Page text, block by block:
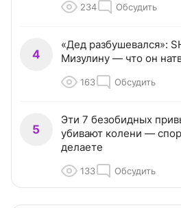
234 Обсудить
4
«Дед разбушевался»:
Мизулину — что он
163 Обсудить
5
Эти 7 безобидных
убивают колени —
делаете
133 Обсудить